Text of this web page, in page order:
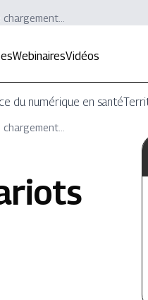
WebinairesVidéos
du numérique en santé